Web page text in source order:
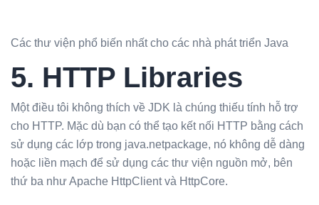
Các thư viện phổ biến nhất cho các nhà phát triển Java
5. HTTP Libraries
Một điều tôi không thích về JDK là chúng thiếu tính hỗ trợ
cho HTTP. Mặc dù bạn có thể tạo kết nối HTTP bằng cách
sử dụng các lớp trong java.netpackage, nó không dễ dàng
hoặc liền mạch để sử dụng các thư viện nguồn mở, bên
thứ ba như Apache HttpClient và HttpCore.